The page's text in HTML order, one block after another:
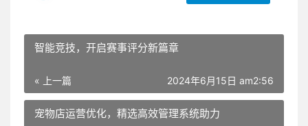
智能竞技，开启赛事评分新篇章
« 上一篇 2024年6月15日 am2:56
宠物店运营优化，精选高效管理系统助力